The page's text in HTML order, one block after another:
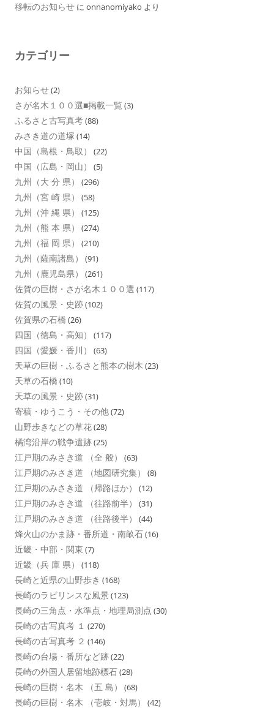
移転のお知らせ に onnanomiyako より
カテゴリー
お知らせ(2)
さが名木１００選■掲載一覧 (3)
ふるさと古写真考(88)
みさき道の道塚 (14)
中国（島根・鳥取） (22)
中国（広島・岡山） (5)
九州（大 分 県） (296)
九州（宮 崎 県） (58)
九州（沖 縄 県） (125)
九州（熊 本 県） (274)
九州（福 岡 県） (210)
九州（薩南諸島） (91)
九州（鹿児島県） (261)
佐賀の巨樹・さが名木１００選 (117)
佐賀の風景・史跡(102)
佐賀県の石橋 (26)
四国（徳島・高知） (117)
四国（愛媛・香川） (63)
天草の巨樹・ふるさと熊本の樹木 (23)
天草の石橋 (10)
天草の風景・史跡(31)
寄稿・ゆうこう・その他(72)
山野歩きなどの草花(28)
橘湾沿岸の戦争遺跡(25)
江戸期のみさき道 （全 般） (63)
江戸期のみさき道 （地図研究集） (8)
江戸期のみさき道 （帰路ほか） (12)
江戸期のみさき道 （往路前半） (31)
江戸期のみさき道 （往路後半） (44)
烽火山のかま跡・番所道・南畝石(16)
近畿・中部・関東 (7)
近畿（兵 庫 県） (118)
長崎と近県の山野歩き (168)
長崎のラビリンスな風景 (123)
長崎の三角点・水準点・地理局測点 (30)
長崎の古写真考 １ (270)
長崎の古写真考 ２ (146)
長崎の台場・番所など跡(22)
長崎の外国人居留地跡標石(28)
長崎の巨樹・名木 （五 島） (68)
長崎の巨樹・名木 （壱岐・対馬） (42)